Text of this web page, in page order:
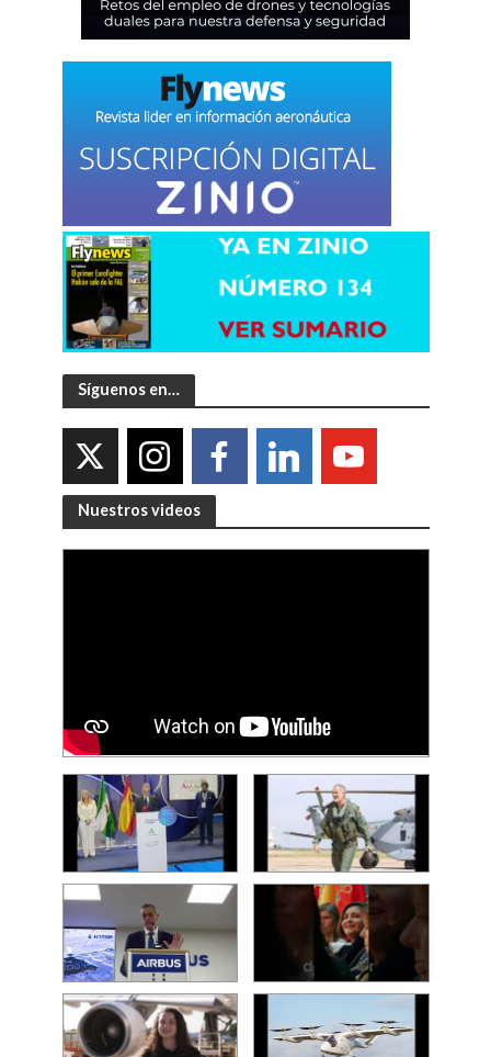
Síguenos en…
Nuestros videos